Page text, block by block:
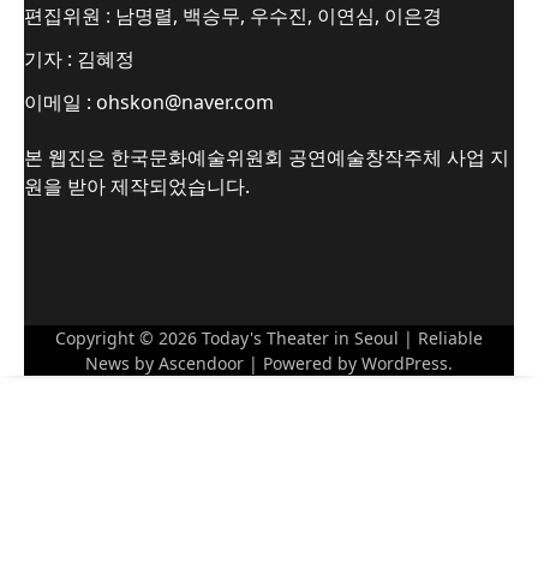
편집위원 : 남명렬, 백승무, 우수진, 이연심, 이은경
기자 : 김혜정
이메일 : ohskon@naver.com
본 웹진은 한국문화예술위원회 공연예술창작주체 사업 지
원을 받아 제작되었습니다.
Copyright © 2026 Today's Theater in Seoul | Reliable
News by Ascendoor | Powered by WordPress.